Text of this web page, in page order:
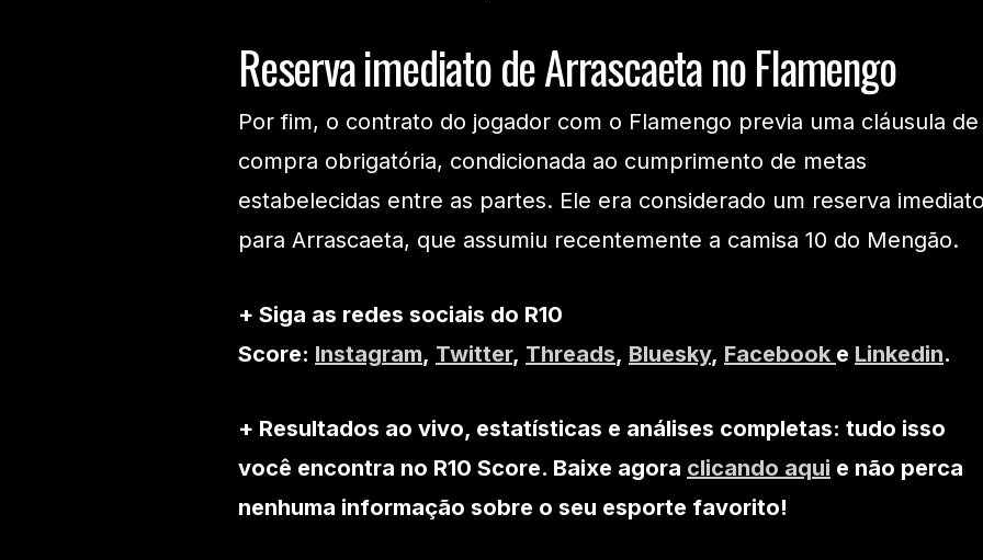
Reserva imediato de Arrascaeta no Flamengo
Por fim, o contrato do jogador com o Flamengo previa uma cláusula de
compra obrigatória, condicionada ao cumprimento de metas
estabelecidas entre as partes. Ele era considerado um reserva
para Arrascaeta, que assumiu recentemente a camisa 10 do Mengão.
+ Siga as redes sociais do R10
Score: Instagram, Twitter, Threads, Bluesky, Facebook e Linkedin.
+ Resultados ao vivo, estatísticas e análises completas: tudo isso
você encontra no R10 Score. Baixe agora clicando aqui e não perca
nenhuma informação sobre o seu esporte favorito!